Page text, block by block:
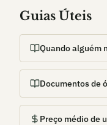
Guias Úteis
Quando alguém
Documentos de
Preço médio de